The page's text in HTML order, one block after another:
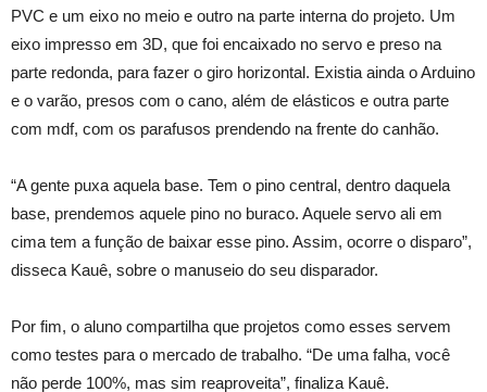
PVC e um eixo no meio e outro na parte interna do projeto. Um
eixo impresso em 3D, que foi encaixado no servo e preso na
parte redonda, para fazer o giro horizontal. Existia ainda o Arduino
e o varão, presos com o cano, além de elásticos e outra parte
com mdf, com os parafusos prendendo na frente do canhão.
“A gente puxa aquela base. Tem o pino central, dentro daquela
base, prendemos aquele pino no buraco. Aquele servo ali em
cima tem a função de baixar esse pino. Assim, ocorre o disparo”,
disseca Kauê, sobre o manuseio do seu disparador.
Por fim, o aluno compartilha que projetos como esses servem
como testes para o mercado de trabalho. “De uma falha, você
não perde 100%, mas sim reaproveita”, finaliza Kauê.